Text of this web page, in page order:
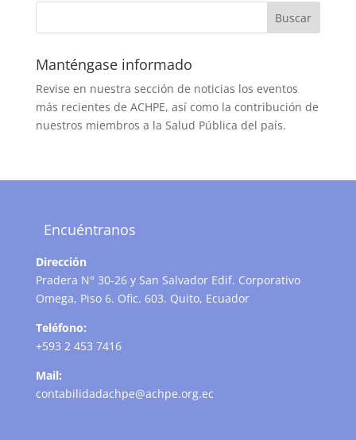
Manténgase informado
Revise en nuestra sección de noticias los eventos
más recientes de ACHPE, así como la contribución de
nuestros miembros a la Salud Pública del país.
Encuéntranos
Dirección
Pradera N° 30-26 y San Salvador Edif. Corporativo
Omega, Piso 6. Ofic. 603. Quito, Ecuador
Teléfono:
+593 2 453 7416
Mail:
contabilidadachpe@achpe.org.ec